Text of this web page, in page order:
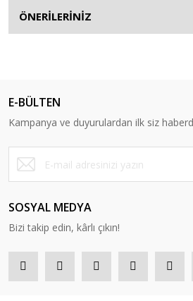
ÖNERİLERİNİZ
E-BÜLTEN
Kampanya ve duyurulardan ilk siz
SOSYAL MEDYA
Bizi takip edin, kârlı çıkın!